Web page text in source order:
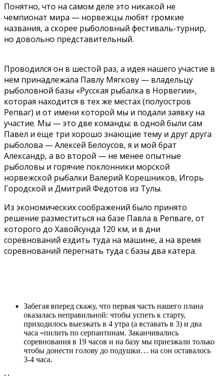
Понятно, что на самом деле это никакой не
чемпионат мира — норвежцы любят громкие
названия, а скорее рыболовный фестиваль-турнир,
но довольно представительный.
Проводился он в шестой раз, а идея нашего участие в
нем принадлежала Павлу Мягкову — владельцу
рыболовной базы «Русская рыбалка в Норвегии»,
которая находится в тех же местах (полуостров
Репваг) и от имени которой мы и подали заявку на
участие. Мы — это две команды: в одной были сам
Павел и еще три хорошо знающие тему и друг друга
рыболова — Алексей Белоусов, я и мой брат
Александр, а во второй — не менее опытные
рыболовы и горячие поклонники морской
норвежской рыбалки Валерий Корешников, Игорь
Городской и Дмитрий Федотов из Тулы.
Из экономических соображений было принято
решение разместиться на базе Павла в Репваге, от
которого до Хавойсунда 120 км, и в дни
соревнований ездить туда на машине, а на время
соревнований перегнать туда с базы два катера.
Забегая вперед скажу, что первая часть нашего плана
оказалась неправильной: чтобы успеть к старту,
приходилось выезжать в 4 утра (а вставать в 3) и два
часа «пилить по серпантинам. Заканчивались
соревнования в 19 часов и на базу мы приезжали только
чтобы донести голову до подушки… на сон оставалось
3-4 часа.